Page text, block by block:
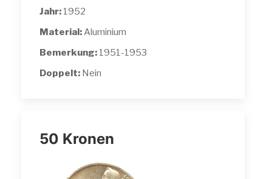
Jahr: 1952
Material:Aluminium
Bemerkung: 1951-1953
Doppelt: Nein
50 Kronen